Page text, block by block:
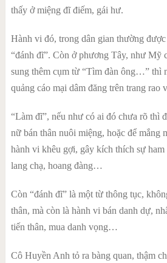
thấy ở miệng đĩ điếm, gái hư.
Hành vi đó, trong dân gian thường
“đánh đĩ”. Còn ở phương Tây, như Mỹ
sung thêm cụm từ “Tìm đàn ông…” thì
quảng cáo mại dâm đăng trên trang rao
“Làm đĩ”, nếu như có ai đó chưa rõ thì
nữ bán thân nuôi miệng, hoặc để mắng
hành vi khêu gợi, gây kích thích sự
lang chạ, hoang đàng…
Còn “đánh đĩ” là một từ thông tục,
thân, mà còn là hành vi bán danh dự,
tiến thân, mua danh vọng…
Cô Huyền Anh tỏ ra bàng quan, thậm